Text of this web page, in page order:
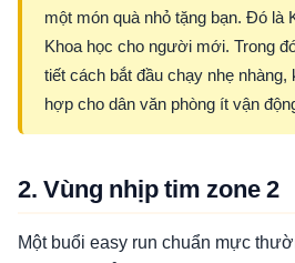
một món quà nhỏ tặng bạn. Đó là
Khoa học cho người mới. Trong
tiết cách bắt đầu chạy nhẹ nhàng,
hợp cho dân văn phòng ít vận
2. Vùng nhịp tim zone 2
Một buổi easy run chuẩn mực